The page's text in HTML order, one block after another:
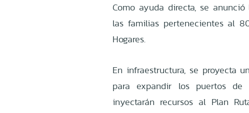
Como ayuda directa, se
las familias pertenecientes al
Hogares.
En infraestructura, se proyecta
para expandir los puertos de
inyectarán recursos al Plan